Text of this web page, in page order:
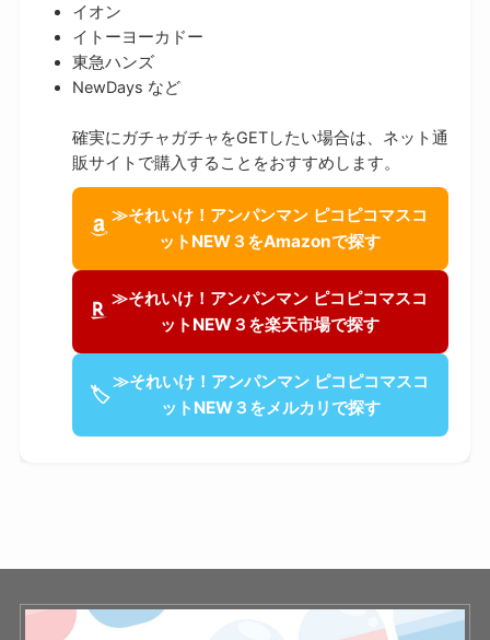
イオン
イトーヨーカドー
東急ハンズ
NewDays など
確実にガチャガチャをGETしたい場合は、ネット通
販サイトで購入することをおすすめします。
≫それいけ！アンパンマン ピコピコマスコ
ットNEW３をAmazonで探す
≫それいけ！アンパンマン ピコピコマスコ
ットNEW３を楽天市場で探す
🏷
≫それいけ！アンパンマン ピコピコマスコ
ットNEW３をメルカリで探す